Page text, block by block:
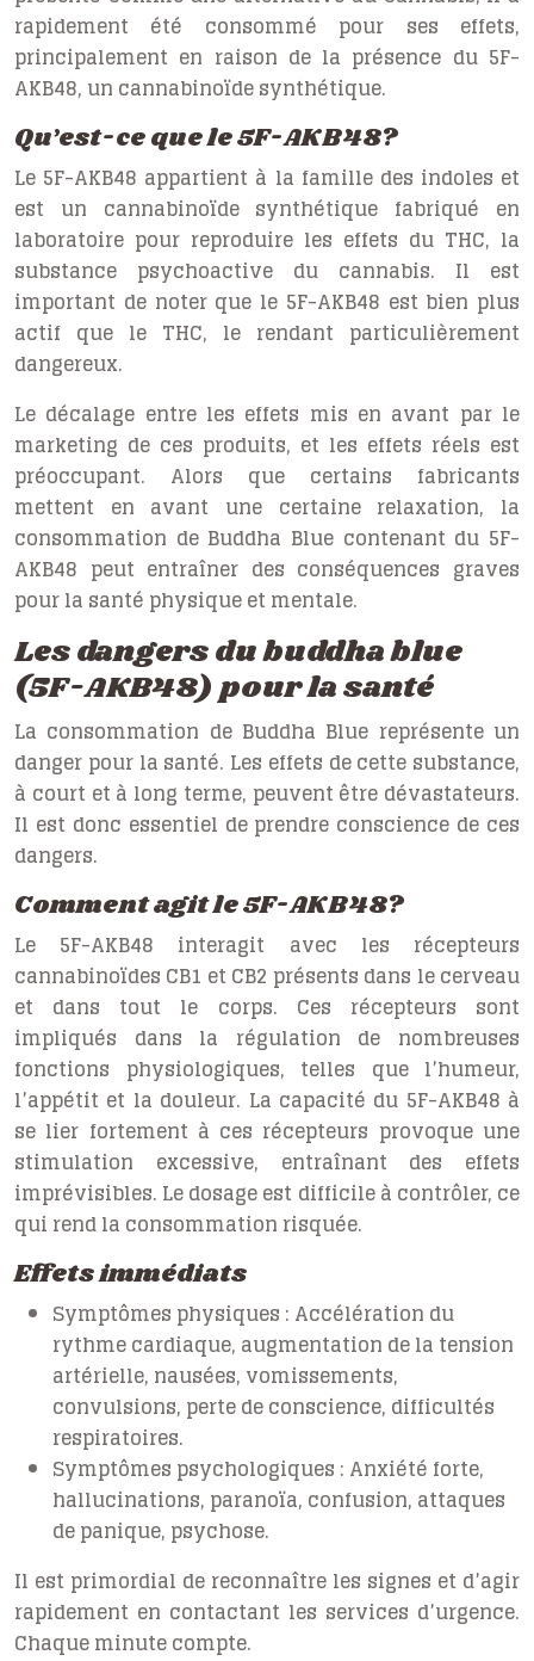
rapidement été consommé pour ses effets,
principalement en raison de la présence du 5F-
AKB48, un cannabinoïde synthétique.
Qu’est-ce que le 5F-AKB48?
Le 5F-AKB48 appartient à la famille des indoles et
est un cannabinoïde synthétique fabriqué en
laboratoire pour reproduire les effets du THC, la
substance psychoactive du cannabis. Il est
important de noter que le 5F-AKB48 est bien plus
actif que le THC, le rendant particulièrement
dangereux.
Le décalage entre les effets mis en avant par le
marketing de ces produits, et les effets réels est
préoccupant. Alors que certains fabricants
mettent en avant une certaine relaxation, la
consommation de Buddha Blue contenant du 5F-
AKB48 peut entraîner des conséquences graves
pour la santé physique et mentale.
Les dangers du buddha blue
(5F-AKB48) pour la santé
La consommation de Buddha Blue représente un
danger pour la santé. Les effets de cette substance,
à court et à long terme, peuvent être dévastateurs.
Il est donc essentiel de prendre conscience de ces
dangers.
Comment agit le 5F-AKB48?
Le 5F-AKB48 interagit avec les récepteurs
cannabinoïdes CB1 et CB2 présents dans le cerveau
et dans tout le corps. Ces récepteurs sont
impliqués dans la régulation de nombreuses
fonctions physiologiques, telles que l’humeur,
l’appétit et la douleur. La capacité du 5F-AKB48 à
se lier fortement à ces récepteurs provoque une
stimulation excessive, entraînant des effets
imprévisibles. Le dosage est difficile à contrôler, ce
qui rend la consommation risquée.
Effets immédiats
Symptômes physiques : Accélération du
rythme cardiaque, augmentation de la tension
artérielle, nausées, vomissements,
convulsions, perte de conscience, difficultés
respiratoires.
Symptômes psychologiques : Anxiété forte,
hallucinations, paranoïa, confusion, attaques
de panique, psychose.
Il est primordial de reconnaître les signes et d’agir
rapidement en contactant les services d’urgence.
Chaque minute compte.